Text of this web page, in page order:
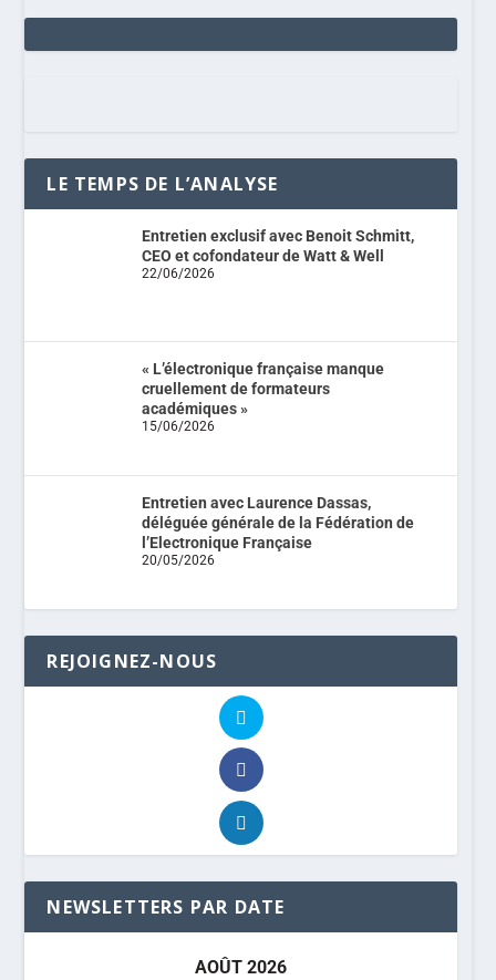
LE TEMPS DE L’ANALYSE
Entretien exclusif avec Benoit Schmitt,
CEO et cofondateur de Watt & Well
22/06/2026
« L’électronique française manque
cruellement de formateurs
académiques »
15/06/2026
Entretien avec Laurence Dassas,
déléguée générale de la Fédération de
l’Electronique Française
20/05/2026
REJOIGNEZ-NOUS
NEWSLETTERS PAR DATE
AOÛT 2026